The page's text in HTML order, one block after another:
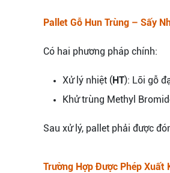
Pallet Gỗ Hun Trùng – Sấy
Có hai phương pháp chính:
Xử lý nhiệt (HT): Lõi gỗ
Khử trùng Methyl
Sau xử lý, pallet phải được
Trường Hợp Được Phép Xuất